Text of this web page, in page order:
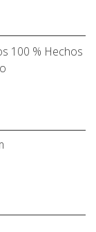
100 % Hechos